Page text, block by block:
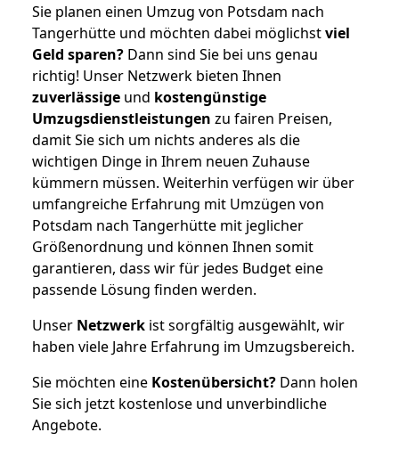
Sie planen einen Umzug von Potsdam nach
Tangerhütte und möchten dabei möglichstviel
Geld sparen? Dann sind Sie bei uns genau
richtig! Unser Netzwerk bieten Ihnen
zuverlässige und kostengünstige
Umzugsdienstleistungen zu fairen Preisen,
damit Sie sich um nichts anderes als die
wichtigen Dinge in Ihrem neuen Zuhause
kümmern müssen. Weiterhin verfügen wir über
umfangreiche Erfahrung mit Umzügen von
Potsdam nach Tangerhütte mit jeglicher
Größenordnung und können Ihnen somit
garantieren, dass wir für jedes Budget eine
passende Lösung finden werden.
Unser Netzwerk ist sorgfältig ausgewählt, wir
haben viele Jahre Erfahrung im Umzugsbereich.
Sie möchten eine Kostenübersicht? Dann holen
Sie sich jetzt kostenlose und unverbindliche
Angebote.